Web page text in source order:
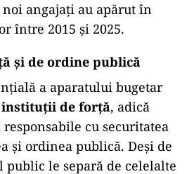
noi angajați au apărut în
între 2015 și 2025.
și de ordine publică
a aparatului bugetar
instituții de forță, adică
cu securitatea
și ordinea publică. Deși de
le separă de celelalte